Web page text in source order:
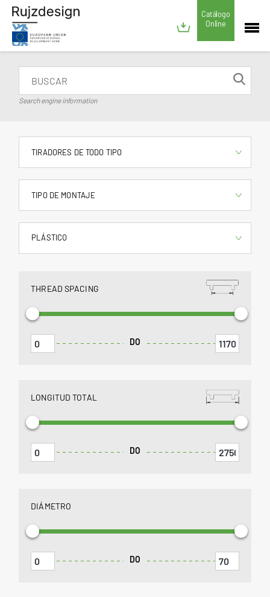
Catálogo
Online
Search engine information
TIRADORES DE TODO TIPO
TIPO DE MONTAJE
PLÁSTICO
THREAD SPACING
DO
LONGITUD TOTAL
DO
DIÁMETRO
DO